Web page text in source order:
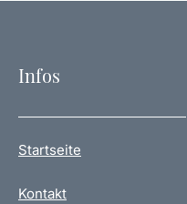
Infos
Startseite
Kontakt